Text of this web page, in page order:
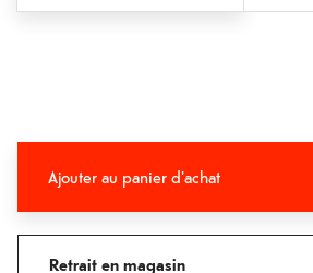
Ajouter au panier d'achat
Retrait en magasin